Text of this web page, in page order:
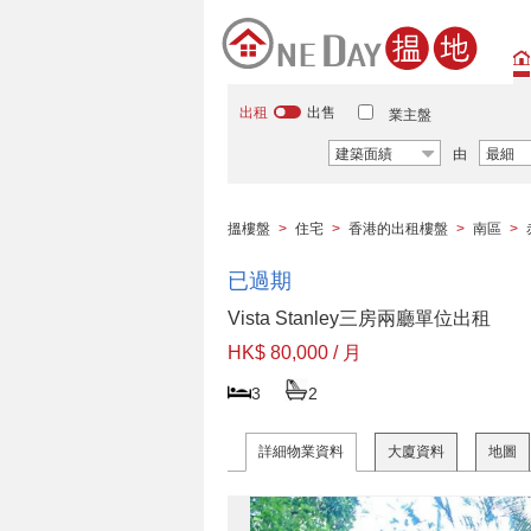
出租 出售 業主盤
建築面績 由 最細
搵樓盤 > 住宅 > 香港的出租樓盤 > 南區 >
已過期
Vista Stanley三房兩廳單位出租
HK$ 80,000 / 月
3 2
詳細物業資料 大廈資料 地圖